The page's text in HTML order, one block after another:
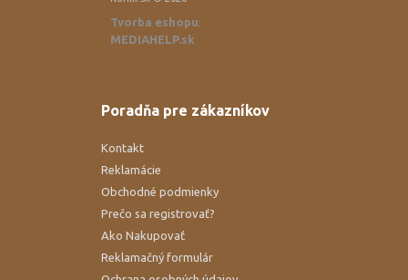
Tvorba eshopu:
MEDIAHELP.sk
Poradňa pre zákazníkov
Kontakt
Reklamácie
Obchodné podmienky
Prečo sa registrovať?
Ako Nakupovať
Reklamačný formulár